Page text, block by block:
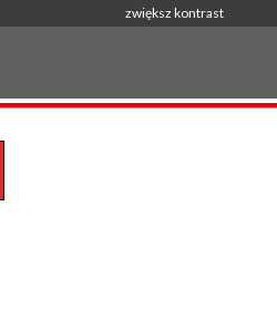
zwiększ kontrast